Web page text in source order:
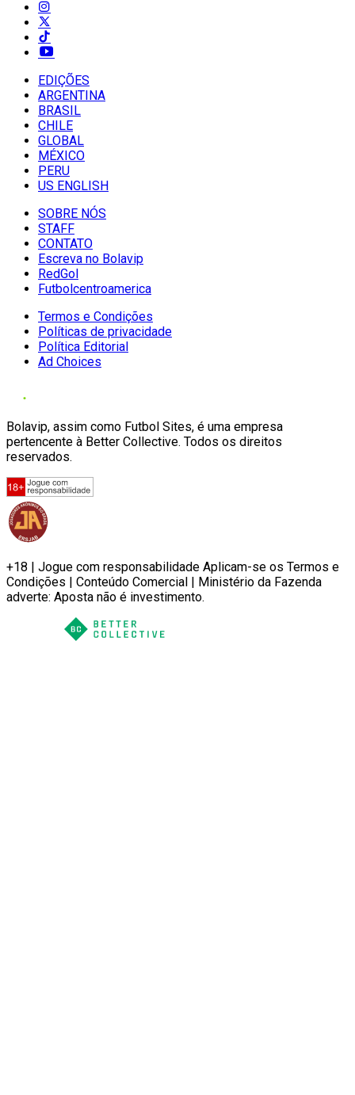
EDIÇÕES
ARGENTINA
BRASIL
CHILE
GLOBAL
MÉXICO
PERU
US ENGLISH
SOBRE NÓS
STAFF
CONTATO
Escreva no Bolavip
RedGol
Futbolcentroamerica
Termos e Condições
Políticas de privacidade
Política Editorial
Ad Choices
Bolavip, assim como Futbol Sites, é uma empresa
pertencente à Better Collective. Todos os direitos
reservados.
+18 | Jogue com responsabilidade Aplicam-se os Termos e
Condições | Conteúdo Comercial | Ministério da Fazenda
adverte: Aposta não é investimento.